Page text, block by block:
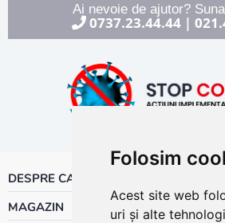
Folosim
Acest site web
uri și alte
Ai nevoie de ajutor?
0737.23.44.44|
DESPRE CALOR
MAGAZIN